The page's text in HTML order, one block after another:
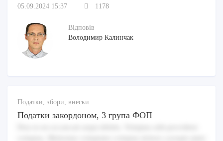
05.09.2024 15:37 1178
Відповів
Володимир Калинчак
Податки, збори, внески
Податки закордоном, 3 група ФОП